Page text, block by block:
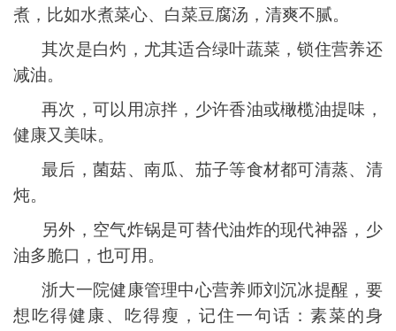
煮，比如水煮菜心、白菜豆腐汤，清爽不腻。
其次是白灼，尤其适合绿叶蔬菜，锁住营养还
减油。
再次，可以用凉拌，少许香油或橄榄油提味，
健康又美味。
最后，菌菇、南瓜、茄子等食材都可清蒸、清
炖。
另外，空气炸锅是可替代油炸的现代神器，少
油多脆口，也可用。
浙大一院健康管理中心营养师刘沉冰提醒，要
想吃得健康、吃得瘦，记住一句话：素菜的身